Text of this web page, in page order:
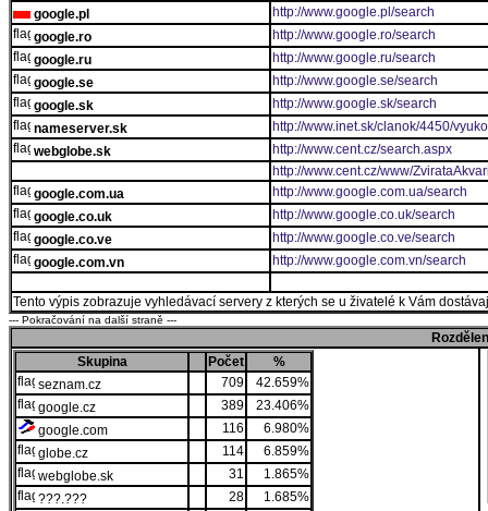
google.pl
http://www.google.pl/search
google.ro
http://www.google.ro/search
google.ru
http://www.google.ru/search
google.se
http://www.google.se/search
google.sk
http://www.google.sk/search
nameserver.sk
http://www.inet.sk/clanok/4450/
webglobe.sk
http://www.cent.cz/search.aspx
http://www.cent.cz/www/
google.com.ua
http://www.google.com.ua/search
google.co.uk
http://www.google.co.uk/search
google.co.ve
http://www.google.co.ve/search
google.com.vn
http://www.google.com.vn/search
Tento výpis zobrazuje vyhledávací servery z kterých se u živatelé k Vám
--- Pokračování na další straně ---
Skupina
Počet
%
seznam.cz
709
42.659%
google.cz
389
23.406%
google.com
116
6.980%
globe.cz
114
6.859%
webglobe.sk
31
1.865%
???.???
28
1.685%